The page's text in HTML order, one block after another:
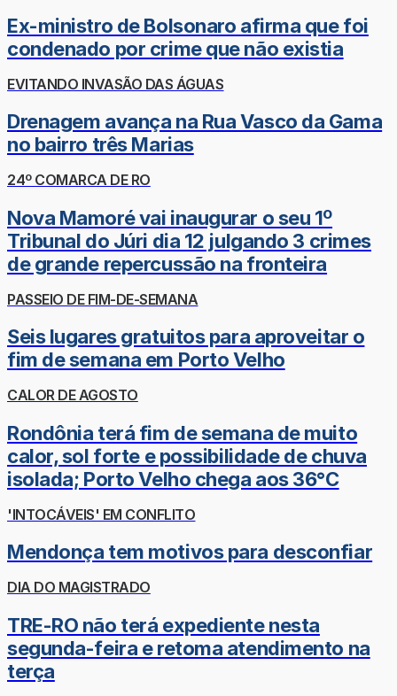
Ex-ministro de Bolsonaro afirma que foi
condenado por crime que não existia
EVITANDO INVASÃO DAS ÁGUAS
Drenagem avança na Rua Vasco da Gama
no bairro três Marias
24º COMARCA DE RO
Nova Mamoré vai inaugurar o seu 1º
Tribunal do Júri dia 12 julgando 3 crimes
de grande repercussão na fronteira
PASSEIO DE FIM-DE-SEMANA
Seis lugares gratuitos para aproveitar o
fim de semana em Porto Velho
CALOR DE AGOSTO
Rondônia terá fim de semana de muito
calor, sol forte e possibilidade de chuva
isolada; Porto Velho chega aos 36°C
'INTOCÁVEIS' EM CONFLITO
Mendonça tem motivos para desconfiar
DIA DO MAGISTRADO
TRE-RO não terá expediente nesta
segunda-feira e retoma atendimento na
terça